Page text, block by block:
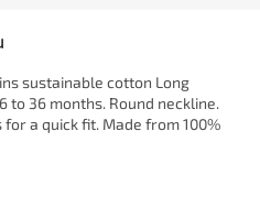
sustainable cotton Long
to 36 months. Round neckline.
a quick fit. Made from 100%